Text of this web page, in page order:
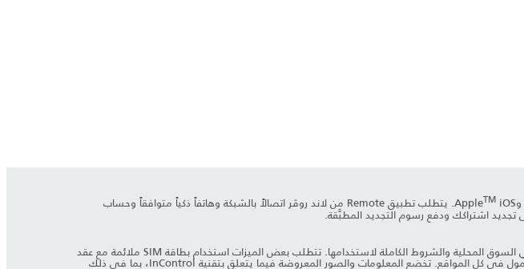
وApple TM iOS. يتطلب تطبيق Remote من لاند روڤر اتصالاً بالشبكة وهاتفاً ذكياً متوافقاً وحساب
يستمر اعتماد ميزات نظام InControl وخياراته وتوفرها على وضع السوق - راجع الوكيل للاطلاع على مدى توفرها في السوق المحلية والشروط الكاملة لاستخدامها. تتطلب بعض الميزات استخدام بطاقة SIM ملائمة مع عقد
بيانات مناسب، ما يتطلب اشتراكاً آخر بعد مرور المدة الأولية التي يخبرك بها الوكيل. لا يمكن ضمان إمكانية اتصال المحمول في كل المواقع. تخضع المعلومات والصور المعروضة فيما يتعلق بتقنية InControl، بما في ذلك